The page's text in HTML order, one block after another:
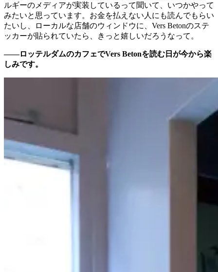
ルギーのメディアが実装しているって聞いて、いつかやって
みたいと思っています。お金を払えない人にも読んでもらい
たいし、ローカルな店舗のウィンドウに、Vers Betonのステ
ッカーが貼られていたら、きっと嬉しいだろうなって。
——ロッテルダムのカフェでVers Betonを読む日が今から楽
しみです。